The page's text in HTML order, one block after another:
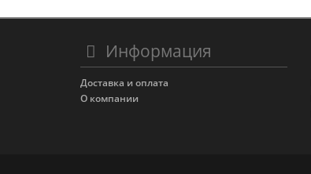
Информация
Доставка и оплата
О компании